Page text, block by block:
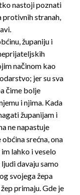
nastoji poznati
protivnih stranah,
županiju i
načinom kao
jer su sva
čime bolje
i njima. Kada
županijam i
ne napastuje
srećna, ona
lahko i veselo
davaju samo
svojega žepa
primaju. Gde je